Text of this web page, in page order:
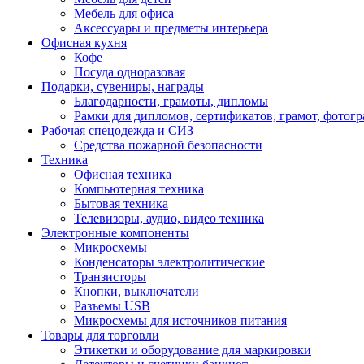
Мебель для офиса
Аксессуары и предметы интерьера
Офисная кухня
Кофе
Посуда одноразовая
Подарки, сувениры, награды
Благодарности, грамоты, дипломы
Рамки для дипломов, сертификатов, грамот,
Рабочая спецодежда и СИЗ
Средства пожарной безопасности
Техника
Офисная техника
Компьютерная техника
Бытовая техника
Телевизоры, аудио, видео техника
Электронные компоненты
Микросхемы
Конденсаторы электролитические
Транзисторы
Кнопки, выключатели
Разъемы USB
Микросхемы для источников питания
Товары для торговли
Этикетки и оборудование для маркировки